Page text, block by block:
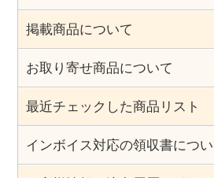
掲載商品について
お取り寄せ商品について
最近チェックした商品リスト
インボイス対応の領収書につ